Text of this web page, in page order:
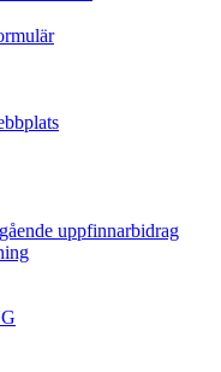
uppfinnarbidrag